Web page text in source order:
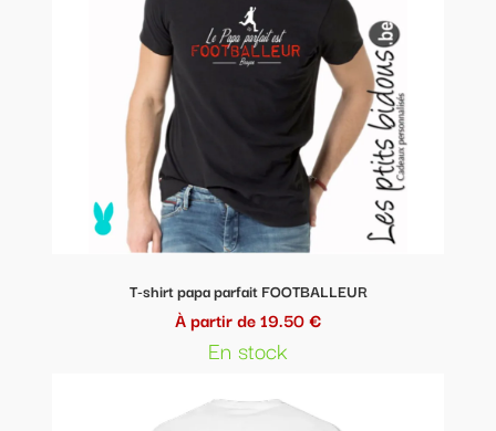
T-shirt papa parfait FOOTBALLEUR
À partir de 19.50 €
En stock